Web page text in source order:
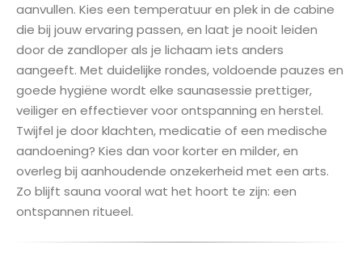
aanvullen. Kies een temperatuur en plek in de cabine
die bij jouw ervaring passen, en laat je nooit leiden
door de zandloper als je lichaam iets anders
aangeeft. Met duidelijke rondes, voldoende pauzes en
goede hygiëne wordt elke saunasessie prettiger,
veiliger en effectiever voor ontspanning en herstel.
Twijfel je door klachten, medicatie of een medische
aandoening? Kies dan voor korter en milder, en
overleg bij aanhoudende onzekerheid met een arts.
Zo blijft sauna vooral wat het hoort te zijn: een
ontspannen ritueel.